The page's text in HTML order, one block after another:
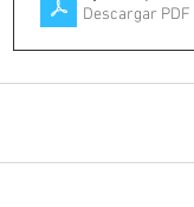
Descargar PDF